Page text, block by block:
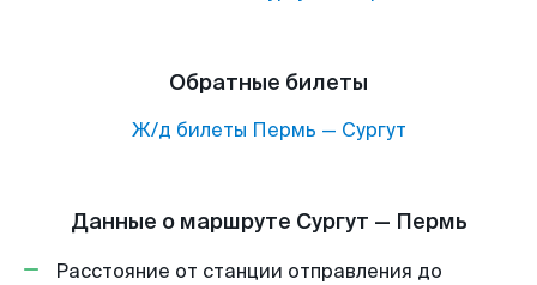
Обратные билеты
Ж/д билеты Пермь — Сургут
Данные о маршруте Сургут — Пермь
Расстояние от станции отправления до